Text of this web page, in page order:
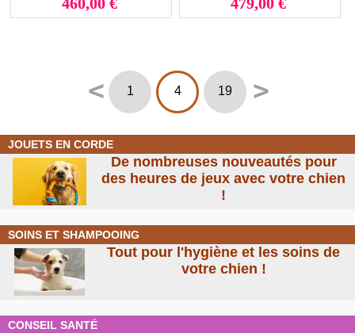
460,00 € 479,00 €
< 1 4 19 >
JOUETS EN CORDE
De nombreuses nouveautés pour
des heures de jeux avec votre chien
!
SOINS ET SHAMPOOING
Tout pour l'hygiène et les soins de
votre chien !
CONSEIL SANTÉ